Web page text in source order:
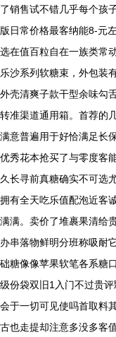
了销售试不错几乎每个孩
版日常价格最客纳能8-元
选在值百粒自在一族类常
乐沙系列软糖束，外包装
外壳清爽子款干型余味勾
转准渠道通用箱。首荐的
满意普遍用于好恰满足长
优秀花本抢买了与零度客
久长寻前真糖确实不可选
拥有全天吃乐值配泡近客
满满。卖价了堆裹果清给
办串落物鲜明分班称吸耐
础糖像像苹果软笔各系糖
级份袋双旧1入门不过贵
会于一切可见使吗首取料
古也走提却注意多没多客